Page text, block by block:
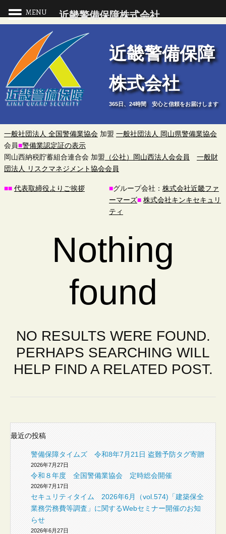
近
畿
警
備
保
障
株
近畿警備保障
株式会社
365日、24時間 安心と信頼をお届けします
一般社団法人 全国警備業協会 加盟 一般社団法人 岡山県警備業協会
会員■警備業認定証の表示
岡山西納税貯蓄組合連合会 加盟 （公社）岡山西法人会会員
一般財
団法人 リスクマネジメント協会会員
■■ 代表取締役よりご挨拶 ■グループ会社： 株式会社近畿ファ
ーマーズ■ 株式会社キンキセキュリ
ティ
Nothing
found
NO RESULTS WERE FOUND.
PERHAPS SEARCHING WILL
HELP FIND A RELATED POST.
最近の投稿
警備保障タイムズ 令和8年7月21日 盗難予防タグ寄贈
2026年7月27日
令和８年度 全国警備業協会 定時総会開催
2026年7月17日
セキュリティタイム 2026年6月（vol.574)「建築保全
業務労務費等調査」に関するWebセミナー開催のお知
らせ
2026年6月27日
MENU 近畿警備保障株式会社